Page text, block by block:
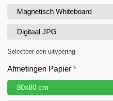
Magnetisch Whiteboard
Digitaal JPG
Selecteer een uitvoering
Afmetingen Papier *
80x80 cm